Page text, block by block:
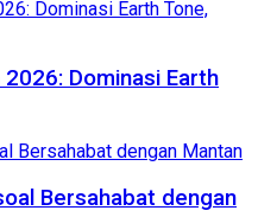
Dominasi Earth
Bersahabat dengan